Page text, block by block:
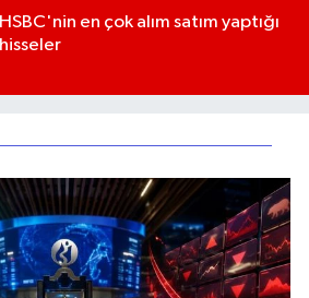
HSBC'nin en çok alım satım yaptığı
hisseler